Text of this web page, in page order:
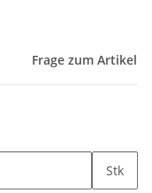
Frage zum Artikel
Stk